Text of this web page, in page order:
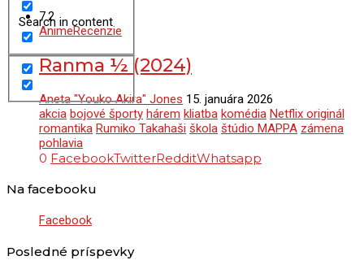
Search in content
7.2
AnimeRecenzie
Ranma ½ (2024)
Aneta "Youko Akira" Jones 15. januára 2026
akcia bojové športy hárem kliatba komédia Netflix originál
romantika Rumiko Takahaši škola štúdio MAPPA zámena
pohlavia
0 FacebookTwitterRedditWhatsapp
Na facebooku
Facebook
Posledné príspevky